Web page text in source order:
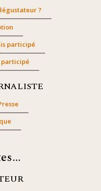
?
participé
participé